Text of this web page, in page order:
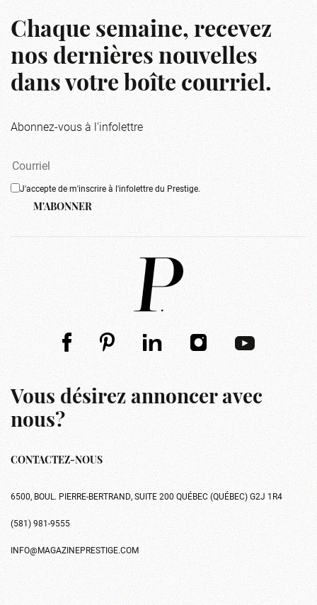
Chaque semaine, recevez
nos dernières nouvelles
dans votre boîte courriel.
Abonnez-vous à l'infolettre
J'accepte de m'inscrire à l'infolettre du Prestige.
M'ABONNER
Vous désirez annoncer avec
nous?
CONTACTEZ-NOUS
6500, BOUL. PIERRE-BERTRAND, SUITE 200 QUÉBEC (QUÉBEC) G2J 1R4
(581) 981-9555
INFO@MAGAZINEPRESTIGE.COM